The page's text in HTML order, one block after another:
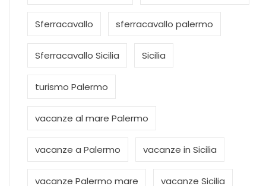
Sferracavallo sferracavallo palermo
Sferracavallo Sicilia Sicilia
turismo Palermo
vacanze al mare Palermo
vacanze a Palermo vacanze in Sicilia
vacanze Palermo mare vacanze Sicilia